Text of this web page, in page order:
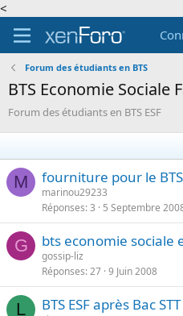
<
Forum des étudiants en BTS
BTS Economie Sociale
Forum des étudiants en BTS ESF
M fourniture pour le BTS
marinou29233
Réponses 3 5 Septembre
G bts economie sociale
gossip-liz
Réponses 27 9 Juin 2008
L BTS ESF après Bac